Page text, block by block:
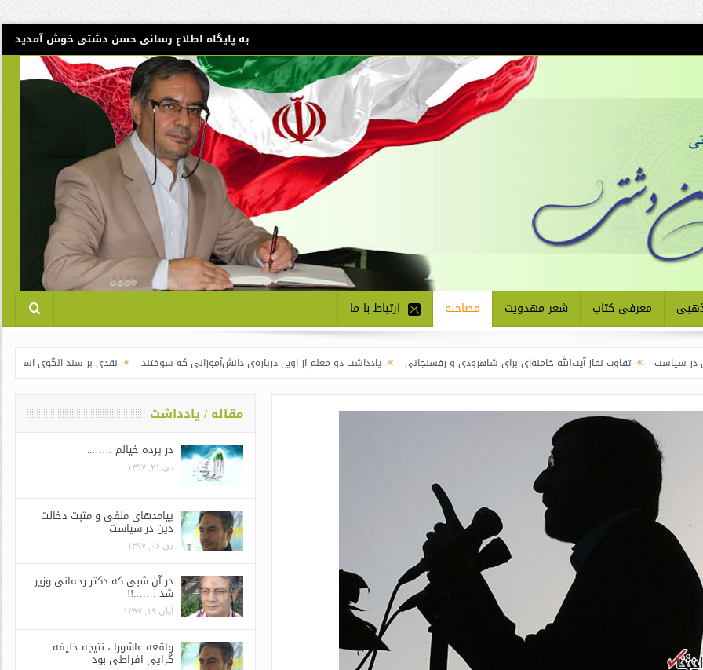
به پایگاه اطلاع رسانی حسن دشتی خوش آمدید
معرفی کتاب شعر مهدویت مصاحبه ارتباط با ما
تفاوت نماز آیت‌الله خامنه‌ای برای شاهرودی و رفسنجانی یادداشت دو معلم از اوین درباره‌ی دانش‌آموزانی که سوختند
نقدی بر سند الگوی اسلامی ایرانی
مقاله / یادداشت
در پرده خیالم ……..
دی ۲۱, ۱۳۹۷
پیامدهای منفی و مثبت دخالت
دین در سیاست
دی ۰۶, ۱۳۹۷
در آن شبی که دکتر رحمانی وزیر
شد …….!!
آبان ۱۹, ۱۳۹۷
واقعه عاشورا ، نتیجه خلیفه
گرایی افراطی بود